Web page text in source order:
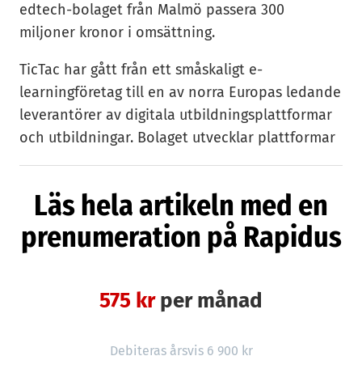
edtech-bolaget från Malmö passera 300
miljoner kronor i omsättning.
TicTac har gått från ett småskaligt e-
learningföretag till en av norra Europas ledande
leverantörer av digitala utbildningsplattformar
och utbildningar. Bolaget utvecklar plattformar
edtech-segmentet.
2022 klev Tictac in på de danska och tyska
Key2Know i Danmark och Interlake i Tyskland.
Det året omsatte Tictac 220 Mkr, vinsten
Läs hela artikeln med en
prenumeration på Rapidus
575 krper månad
Debiteras årsvis 6 900 kr